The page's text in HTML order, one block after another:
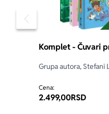
Pomeranje sadržaja
Komplet - Čuvari
Grupa autora, Stefani
Cena:
2.499,00RSD